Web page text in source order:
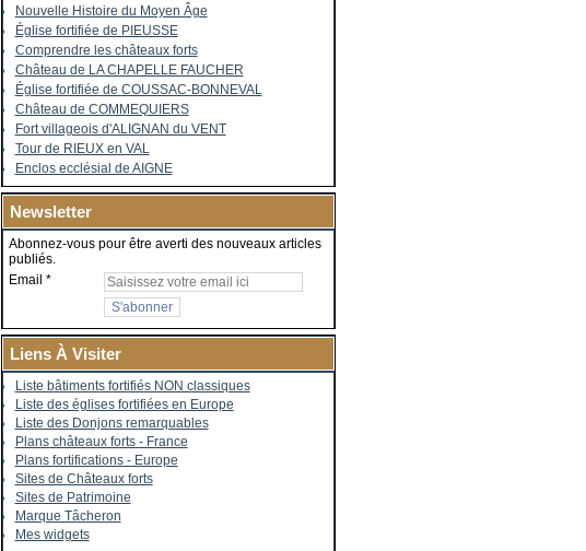
Nouvelle Histoire du Moyen Âge
Église fortifiée de PIEUSSE
Comprendre les châteaux forts
Château de LA CHAPELLE FAUCHER
Église fortifiée de COUSSAC-BONNEVAL
Château de COMMEQUIERS
Fort villageois d'ALIGNAN du VENT
Tour de RIEUX en VAL
Enclos ecclésial de AIGNE
Newsletter
Abonnez-vous pour être averti des nouveaux articles
publiés.
Email
Liens À Visiter
Liste bâtiments fortifiés NON classiques
Liste des églises fortifiées en Europe
Liste des Donjons remarquables
Plans châteaux forts - France
Plans fortifications - Europe
Sites de Châteaux forts
Sites de Patrimoine
Marque Tâcheron
Mes widgets